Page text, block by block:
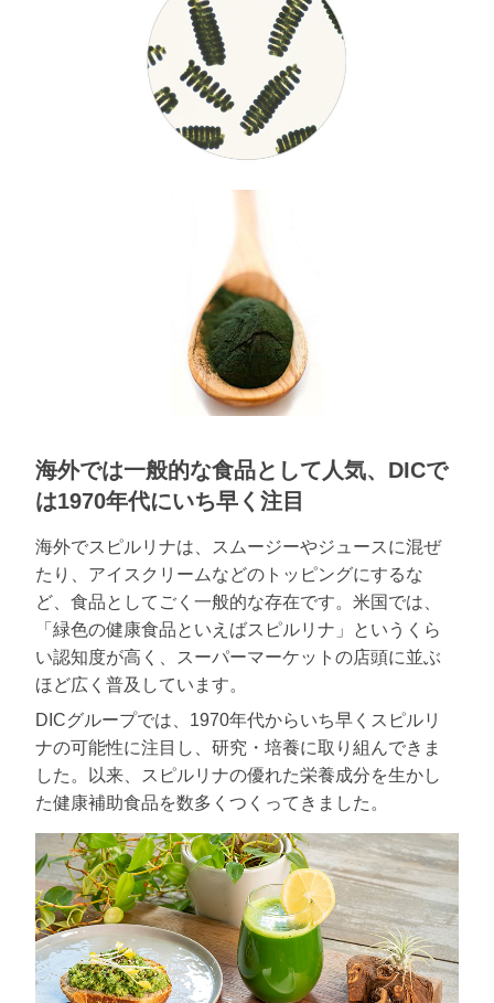
海外では一般的な食品として人気、DICで
は1970年代にいち早く注目
海外でスピルリナは、スムージーやジュースに混ぜ
たり、アイスクリームなどのトッピングにするな
ど、食品としてごく一般的な存在です。米国では、
「緑色の健康食品といえばスピルリナ」というくら
い認知度が高く、スーパーマーケットの店頭に並ぶ
ほど広く普及しています。
DICグループでは、1970年代からいち早くスピルリ
ナの可能性に注目し、研究・培養に取り組んできま
した。以来、スピルリナの優れた栄養成分を生かし
た健康補助食品を数多くつくってきました。